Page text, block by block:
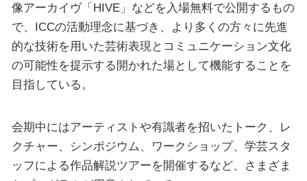
像アーカイヴ「HIVE」などを入場無料で公開するもの
で、ICCの活動理念に基づき、より多くの方々に先進
的な技術を用いた芸術表現とコミュニケーション文化
の可能性を提示する開かれた場として機能することを
目指している。
会期中にはアーティストや有識者を招いたトーク、レ
クチャー、シンポジウム、ワークショップ、学芸スタ
ッフによる作品解説ツアーを開催するなど、さまざま